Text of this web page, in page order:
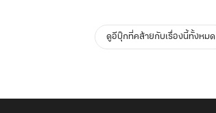
ดูอีบุ๊กที่คล้ายกับเรื่องนี้ทั้งหมด